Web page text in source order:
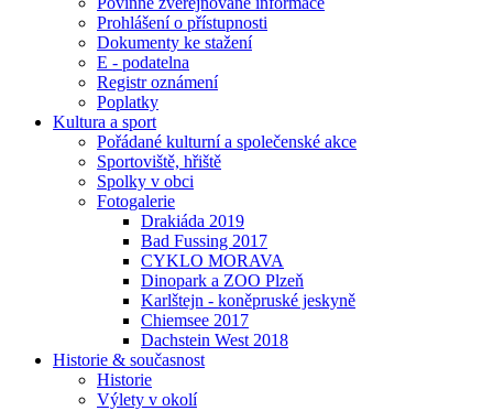
Prohlášení o přístupnosti
Dokumenty ke stažení
E - podatelna
Registr oznámení
Poplatky
Kultura a sport
Pořádané kulturní a společenské akce
Sportoviště, hřiště
Spolky v obci
Fotogalerie
Drakiáda 2019
Bad Fussing 2017
CYKLO MORAVA
Dinopark a ZOO Plzeň
Karlštejn - koněpruské jeskyně
Chiemsee 2017
Dachstein West 2018
Historie & současnost
Historie
Výlety v okolí